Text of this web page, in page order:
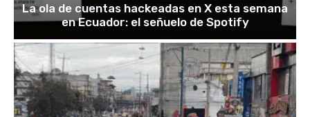
La ola de cuentas hackeadas en X esta semana
en Ecuador: el señuelo de Spotify